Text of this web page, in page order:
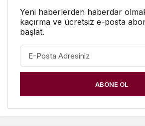
Yeni haberlerden haberdar
kaçırma ve ücretsiz e-posta
başlat.
ABONE OL